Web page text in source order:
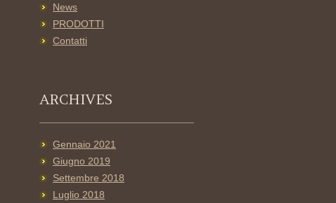
News
PRODOTTI
Contatti
ARCHIVES
Gennaio 2021
Giugno 2019
Settembre 2018
Luglio 2018